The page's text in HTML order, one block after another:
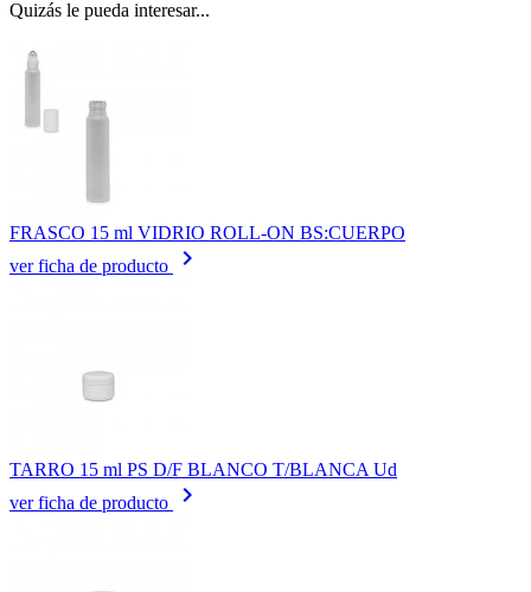
Quizás le pueda interesar...
FRASCO 15 ml VIDRIO ROLL-ON BS:CUERPO
ver ficha de producto
keyboard_arrow_right
TARRO 15 ml PS D/F BLANCO T/BLANCA Ud
ver ficha de producto
keyboard_arrow_right